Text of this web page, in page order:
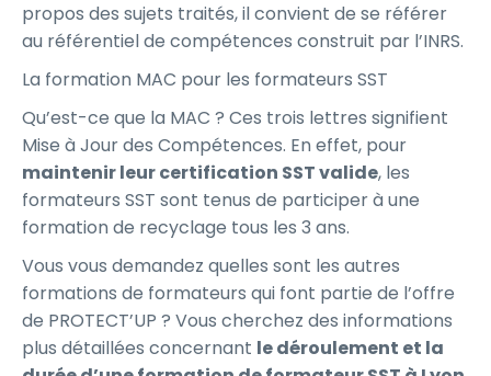
propos des sujets traités, il convient de se référer
au référentiel de compétences construit par l’INRS.
La formation MAC pour les formateurs SST
Qu’est-ce que la MAC ? Ces trois lettres signifient
Mise à Jour des Compétences. En effet, pour
maintenir leur certification SST valide, les
formateurs SST sont tenus de participer à une
formation de recyclage tous les 3 ans.
Vous vous demandez quelles sont les autres
formations de formateurs qui font partie de l’offre
de PROTECT’UP ? Vous cherchez des informations
plus détaillées concernant le déroulement et la